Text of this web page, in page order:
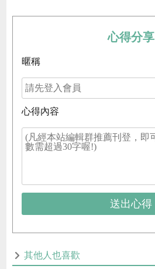
心得分享
暱稱
心得內容
送出心得
其他人也喜歡